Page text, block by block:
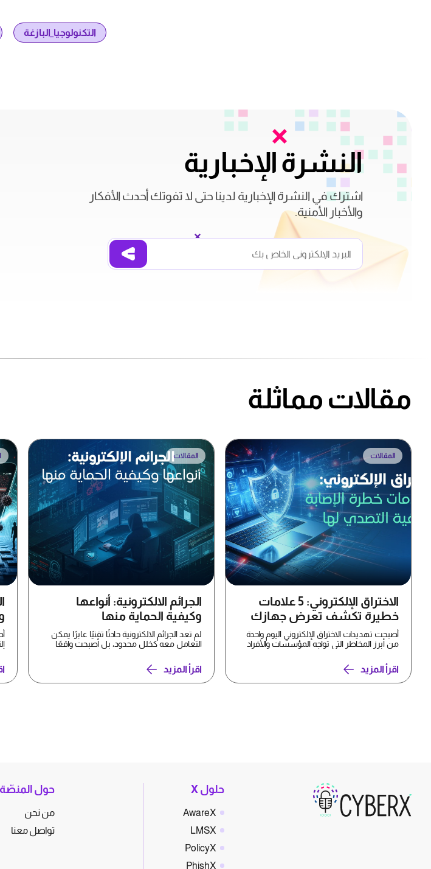
التكنولوجيا_البازغة
النشرة الإخبارية
اشترك في النشرة الإخبارية لدينا حتى لا تفوتك أحدث الأفكار
والأخبار الأمنية.
مقالات مماثلة
المقالات
الاختراق الإلكتروني: 5 علامات
خطيرة تكشف تعرض جهازك
للاختراق وكيفية التصدي له
أصبحت تهديدات الاختراق الإلكتروني اليوم واحدة
من أبرز المخاطر التي تواجه المؤسسات والأفراد
اقرأ المزيد
المقالات
الجرائم الالكترونية: أنواعها
وكيفية الحماية منها
لم تعد الجرائم الالكترونية حادثًا تقنيًا عابرًا يمكن
التعامل معه كخلل محدود، بل أصبحت واقعًا
اقرأ المزيد
حلول X
AwareX
LMSX
PolicyX
PhishX
حول المنصّة
من نحن
تواصل معنا